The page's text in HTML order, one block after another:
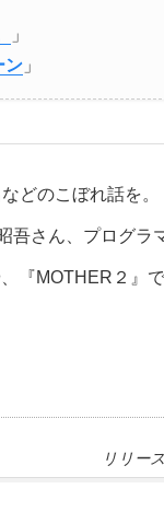
」
ン」
どのこぼれ話を。
吾さん、プログラ
『MOTHER２』
リリー